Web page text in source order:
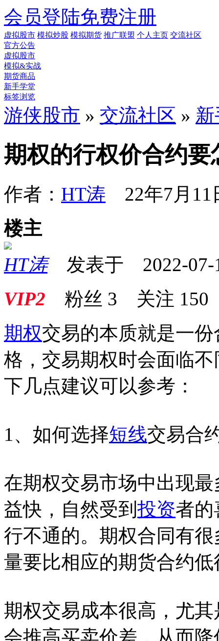
会员登陆免费注册
虚拟股市 模拟炒股 模拟期货 推广联盟 个人主页 交流社区
官方公告
虚拟股市
模拟&实战
期货商品
新手学堂
标签浏览
游侠股市 » 交流社区 »
期权的行权价合约要
作者： HT涛 22年7月
楼主
HT涛发表于 2022-07-
VIP2 粉丝 3 关注 150
期权交易的本质就是一
格，交易期权时会面临
下几点建议可以参考：
1、如何选择短线交易合
在期权交易市场中出现
益快，自然受到 投资者的
行不通的。期权合同有
量要比相应的期货合约低
期权交易成本很高，尤
会推高买卖价差，从而